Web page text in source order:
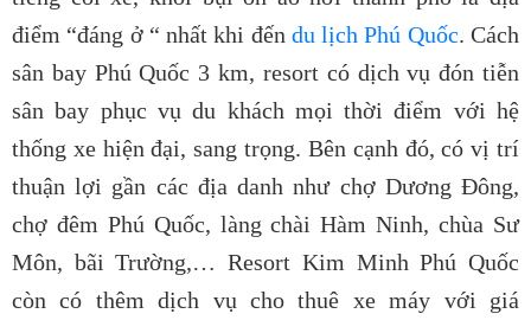
điểm “đáng ở “ nhất khi đến du lịch Phú Quốc.Cách
sân bay Phú Quốc 3 km, resort có dịch vụ đón tiễn
sân bay phục vụ du khách mọi thời điểm với hệ
thống xe hiện đại, sang trọng. Bên cạnh đó, có vị trí
thuận lợi gần các địa danh như chợ Dương Đông,
chợ đêm Phú Quốc, làng chài Hàm Ninh, chùa Sư
Môn, bãi Trường,… Resort Kim Minh Phú Quốc
còn có thêm dịch vụ cho thuê xe máy với giá